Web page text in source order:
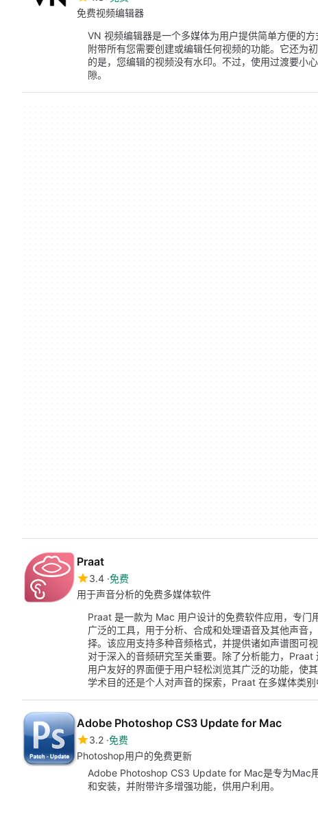
免费视频编辑器
VN 视频编辑器是一个多媒体为用户提供简单方便的
附带所有您需要创建或编辑任何视频的功能。它还为
的是，您编辑的视频没有水印。不过，使用过渡要小
隙。
Praat
3.4 免费
用于声音分析的免费多媒体软件
Praat 是一款为 Mac 用户设计的免费软件应用，专门
广泛的工具，用于分析、合成和处理语音及其他声音
择。该应用支持多种音频格式，并提供诸如声谱图可
对于深入的音频研究至关重要。除了分析能力，
用户友好的界面便于用户轻松浏览其广泛的功能，使
学术目的还是个人对声音的探索，Praat 在多媒体类别
Adobe Photoshop CS3 Update for Mac
3.2 免费
Photoshop用户的免费更新
Adobe Photoshop CS3 Update for Mac是专为Mac
和安装，并附带许多增强功能，供用户利用。